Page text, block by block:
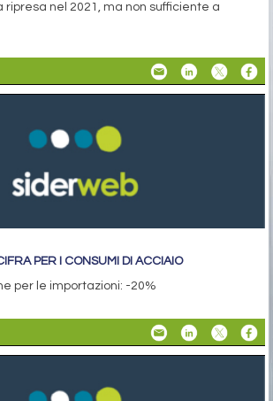
ripresa nel 2021, ma non sufficiente a
PER I CONSUMI DI ACCIAIO
per le importazioni: -20%